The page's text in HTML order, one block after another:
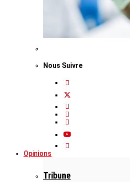
Nous Suivre
Opinions
Tribune